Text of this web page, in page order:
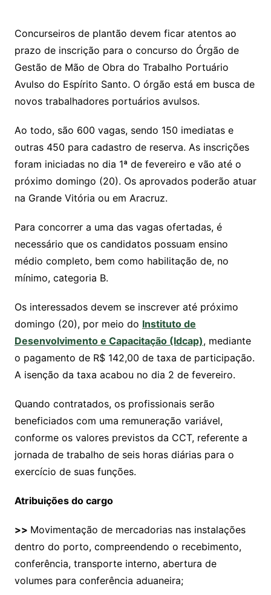
at
s
A
p
p
c
e
b
o
o
k
itt
er
ai
l
Concurseiros de plantão devem ficar atentos ao
prazo de inscrição para o concurso do Órgão de
Gestão de Mão de Obra do Trabalho Portuário
Avulso do Espírito Santo. O órgão está em busca de
novos trabalhadores portuários avulsos.
Ao todo, são 600 vagas, sendo 150 imediatas e
outras 450 para cadastro de reserva. As inscrições
foram iniciadas no dia 1ª de fevereiro e vão até o
próximo domingo (20). Os aprovados poderão atuar
na Grande Vitória ou em Aracruz.
Para concorrer a uma das vagas ofertadas, é
necessário que os candidatos possuam ensino
médio completo, bem como habilitação de, no
mínimo, categoria B.
Os interessados devem se inscrever até próximo
domingo (20), por meio do Instituto de
Desenvolvimento e Capacitação (Idcap), mediante
o pagamento de R$ 142,00 de taxa de participação.
A isenção da taxa acabou no dia 2 de fevereiro.
Quando contratados, os profissionais serão
beneficiados com uma remuneração variável,
conforme os valores previstos da CCT, referente a
jornada de trabalho de seis horas diárias para o
exercício de suas funções.
Atribuições do cargo
>> Movimentação de mercadorias nas instalações
dentro do porto, compreendendo o recebimento,
conferência, transporte interno, abertura de
volumes para conferência aduaneira;